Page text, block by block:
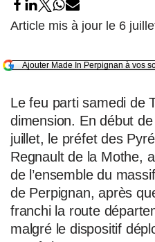
Article mis à jour le 6
Ajouter Made In Perpignan à vos
Le feu parti samedi de
dimension. En début
juillet, le préfet des
Regnault de la Mothe,
de l’ensemble du
de Perpignan, après
franchi la route
malgré le dispositif